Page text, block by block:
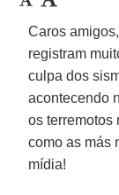
Caros
registram
culpa dos
acontecendo
os terremotos
como as más
mídia!